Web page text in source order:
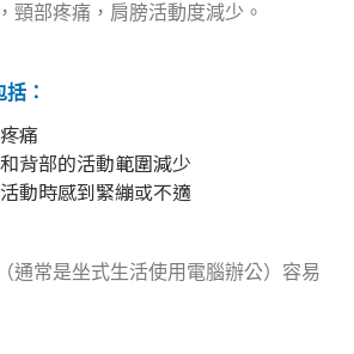
頸部疼痛，肩膀活動度減少。
：
痛
背部的活動範圍減少
動時感到緊繃或不適
通常是坐式生活使用電腦辦公）容易